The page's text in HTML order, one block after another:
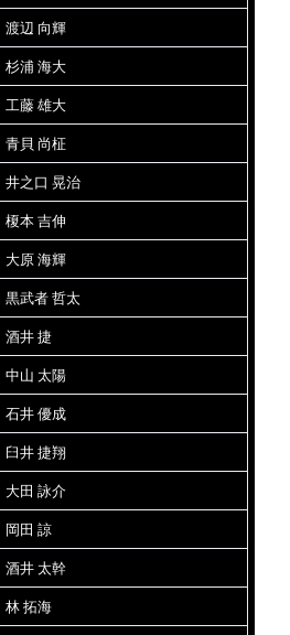
渡辺 向輝
杉浦 海大
工藤 雄大
青貝 尚柾
井之口 晃治
榎本 吉伸
大原 海輝
黒武者 哲太
酒井 捷
中山 太陽
石井 優成
臼井 捷翔
大田 詠介
岡田 諒
酒井 太幹
林 拓海